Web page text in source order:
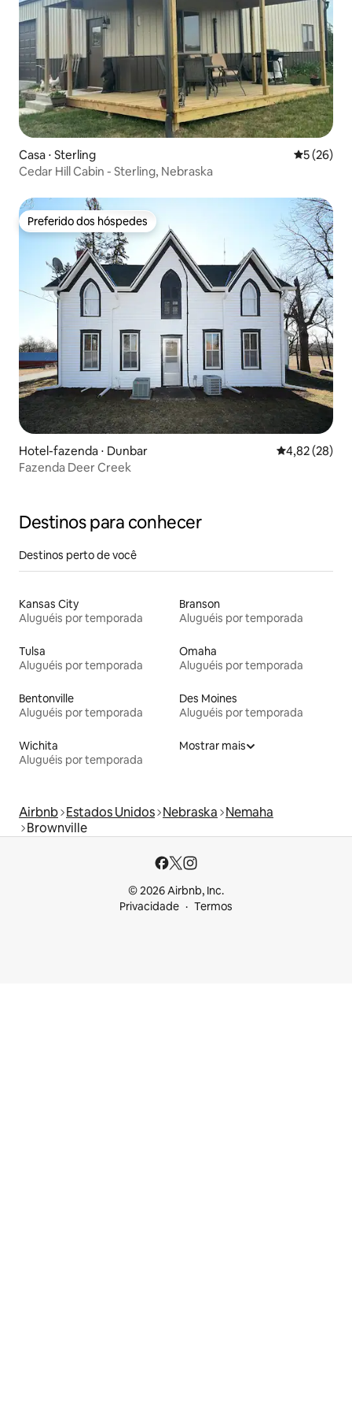
Casa ⋅ Sterling 5 de uma
5 (26)
Cedar Hill Cabin - Sterling, Nebraska
Preferido dos hóspedes
Preferido dos hóspedes
Hotel-fazenda ⋅ Dunbar 4,82 de uma
4,82 (28)
Fazenda Deer Creek
Destinos para conhecer
Destinos perto de você
Kansas City
Aluguéis por temporada
Branson
Aluguéis por temporada
Tulsa
Aluguéis por temporada
Omaha
Aluguéis por temporada
Bentonville
Aluguéis por temporada
Des Moines
Aluguéis por temporada
Wichita
Aluguéis por temporada
Mostrar mais
Airbnb Estados Unidos Nebraska Nemaha
Brownville
© 2026 Airbnb, Inc.
Privacidade
Termos